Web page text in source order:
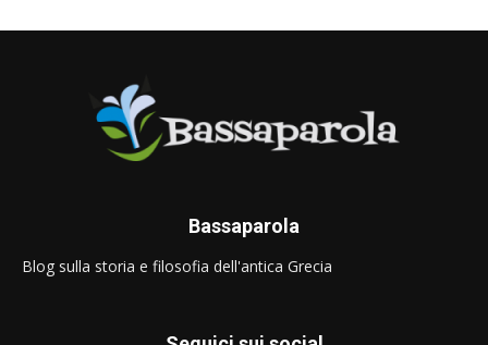
Bassaparola
Blog sulla storia e filosofia dell'antica Grecia